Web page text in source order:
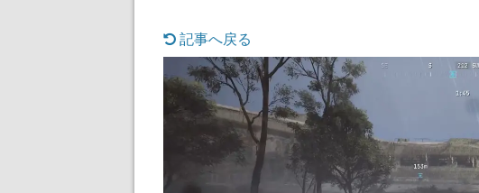
記事へ戻る